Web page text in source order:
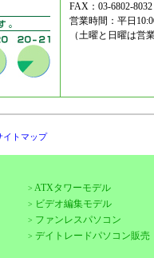
FAX：03-6802-8032
営業時間：平日
（土曜と日曜は営
イトマップ
> ATXタワーモデル
> ビデオ編集モデル
> ファンレスパソコン
> デイトレードパソコン販売